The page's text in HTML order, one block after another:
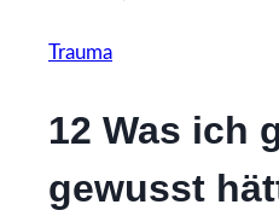
Trauma
12 Was ich
gewusst